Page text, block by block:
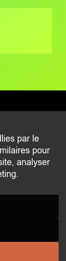
par le
pour
analyser